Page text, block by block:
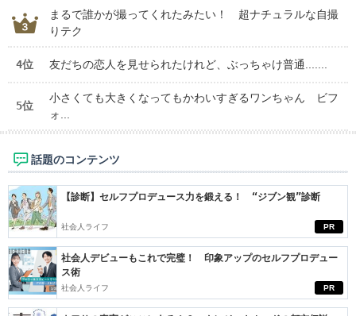
まるで誰かが撮ってくれたみたい！ 超ナチュラルな自撮
りテク
4位 友だちの恋人を見せられたけれど、ぶっちゃけ普通.......
5位
小さくても大きくなってもかわいすぎるワンちゃん ビフ
ォ...
話題のコンテンツ
PR
【診断】セルフプロデュース力を鍛える！ “ジブン観”診断
社会人ライフ
PR
社会人デビューもこれで完璧！ 印象アップのセルフプロデュー
ス術
社会人ライフ